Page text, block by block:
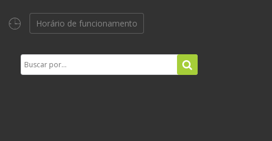
Horário de funcionamento